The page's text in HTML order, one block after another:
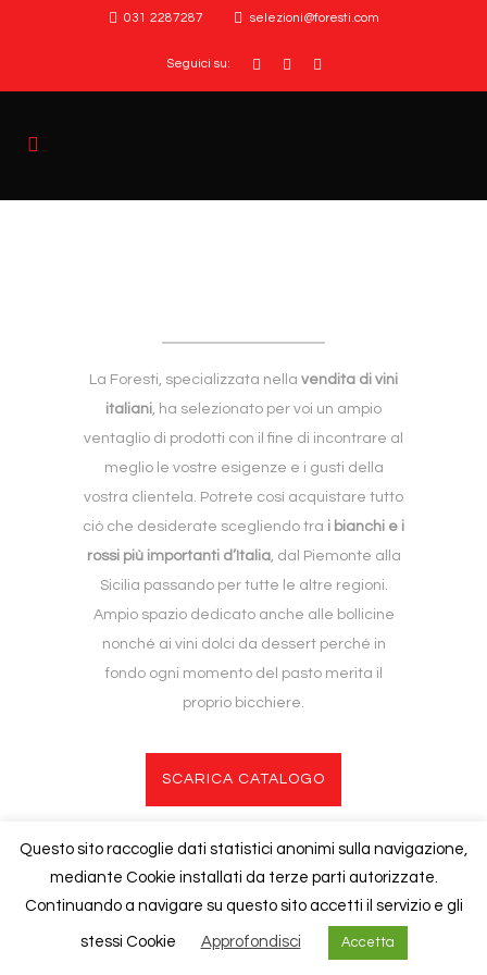
031 2287287 selezioni@foresti.com
Seguici su:
La Foresti, specializzata nella vendita di vini
italiani, ha selezionato per voi un ampio
ventaglio di prodotti con il fine di incontrare al
meglio le vostre esigenze e i gusti della
vostra clientela. Potrete così acquistare tutto
ciò che desiderate scegliendo tra i bianchi e i
rossi più importanti d’Italia, dal Piemonte alla
Sicilia passando per tutte le altre regioni.
Ampio spazio dedicato anche alle bollicine
nonché ai vini dolci da dessert perché in
fondo ogni momento del pasto merita il
proprio bicchiere.
SCARICA CATALOGO
Questo sito raccoglie dati statistici anonimi sulla navigazione,
mediante Cookie installati da terze parti autorizzate.
Continuando a navigare su questo sito accetti il servizio e gli
stessi Cookie Approfondisci Accetta